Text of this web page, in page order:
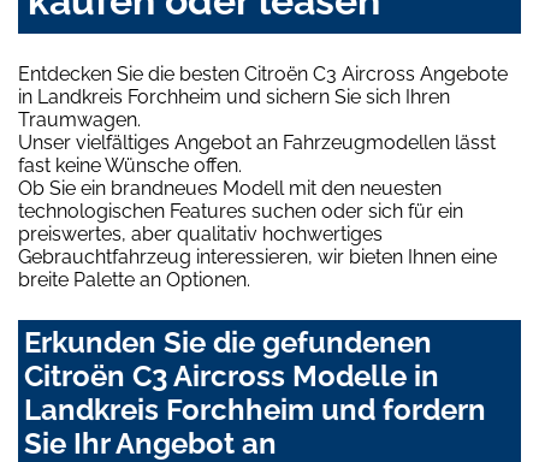
Entdecken Sie die besten Citroën C3 Aircross Angebote
in Landkreis Forchheim und sichern Sie sich Ihren
Traumwagen.
Unser vielfältiges Angebot an Fahrzeugmodellen lässt
fast keine Wünsche offen.
Ob Sie ein brandneues Modell mit den neuesten
technologischen Features suchen oder sich für ein
preiswertes, aber qualitativ hochwertiges
Gebrauchtfahrzeug interessieren, wir bieten Ihnen eine
breite Palette an Optionen.
Erkunden Sie die gefundenen
Citroën C3 Aircross Modelle in
Landkreis Forchheim und fordern
Sie Ihr Angebot an